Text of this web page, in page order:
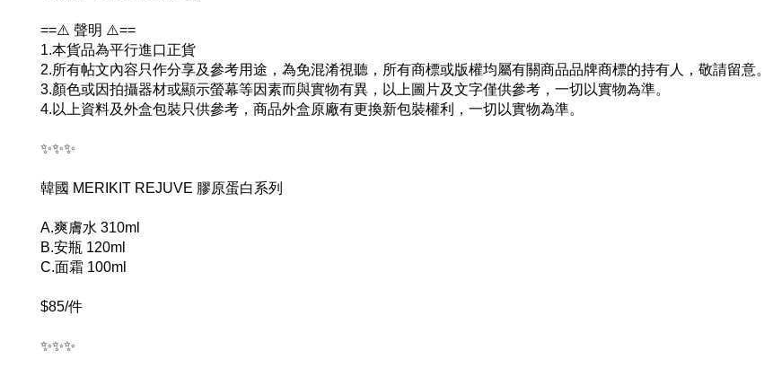
==⚠️ 聲明 ⚠️==
1.本貨品為平行進口正貨
2.所有帖文內容只作分享及參考用途，為免混淆視聽，所有商標或版權均屬有關商品品牌商標的持有人，敬請留意。
3.顏色或因拍攝器材或顯示螢幕等因素而與實物有異，以上圖片及文字僅供參考，一切以實物為準。
4.以上資料及外盒包裝只供參考，商品外盒原廠有更換新包裝權利，一切以實物為準。
✨✨✨
韓國 MERIKIT REJUVE 膠原蛋白系列
A.爽膚水 310ml
B.安瓶 120ml
C.面霜 100ml
$85/件
✨✨✨